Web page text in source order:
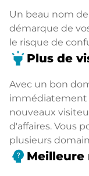
Un beau nom
démarque de
le risque de
highlight Plus de
Avec un bon
immédiatement
nouveaux
d'affaires. Vous
plusieurs
psychology_alt Meilleure